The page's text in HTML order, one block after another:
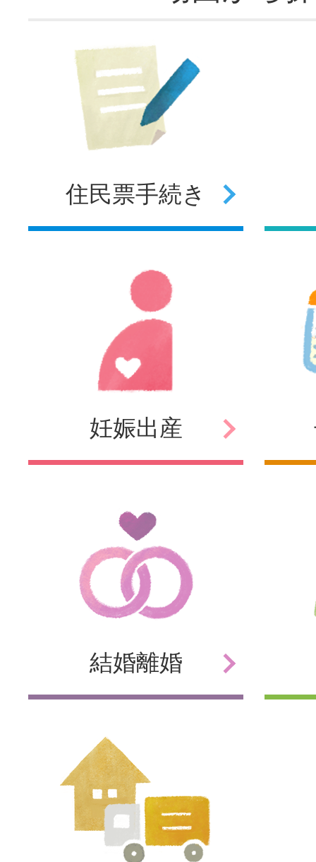
住民票手続き
妊娠出産
結婚離婚